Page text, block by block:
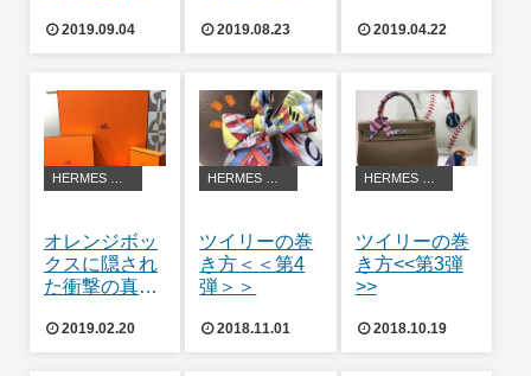
2019.09.04 2019.08.23 2019.04.22
オレンジボッ
クスに隠され
た衝撃の真
2019.02.20
ツイリーの巻
き方＜＜第4
弾＞＞
2018.11.01
ツイリーの巻
き方<<第3弾
>>
2018.10.19